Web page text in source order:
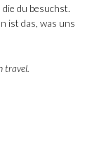
du besuchst.
ist das, was uns
travel.